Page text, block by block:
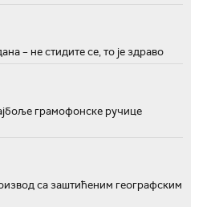
– не стидите се, то је здраво
грамофонске ручице
са заштићеним географским